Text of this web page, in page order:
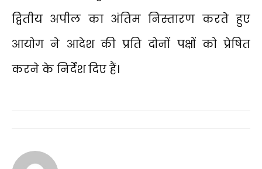
द्वितीय अपील का अंतिम निस्तारण करते हुए
आयोग ने आदेश की प्रति दोनों पक्षों को प्रेषित
करने के निर्देश दिए हैं।